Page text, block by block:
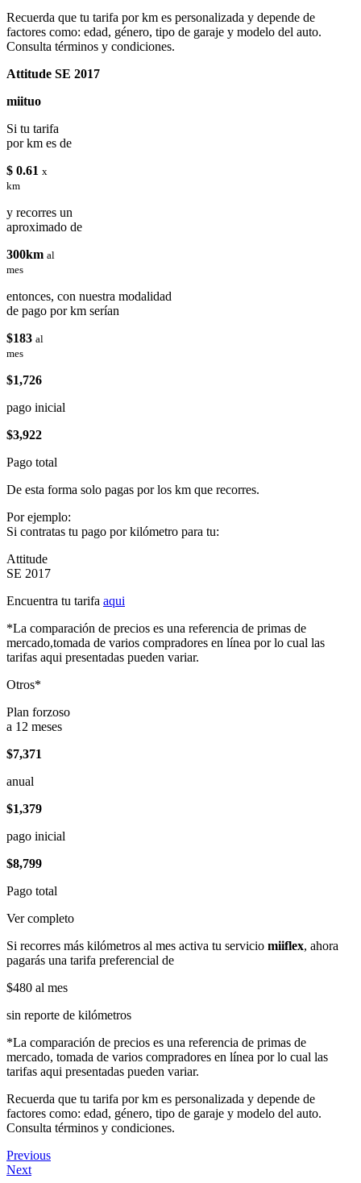
Recuerda que tu tarifa por km es personalizada y depende de
factores como: edad, género, tipo de garaje y modelo del auto.
Consulta términos y condiciones.
Attitude SE 2017
miituo
Si tu tarifa
por km es de
$ 0.61 x
km
y recorres un
aproximado de
300km al
mes
entonces, con nuestra modalidad
de pago por km serían
$183 al
mes
$1,726
pago inicial
$3,922
Pago total
De esta forma solo pagas por los km que recorres.
Por ejemplo:
Si contratas tu pago por kilómetro para tu:
Attitude
SE 2017
Encuentra tu tarifa aqui
*La comparación de precios es una referencia de primas de
mercado,tomada de varios compradores en línea por lo cual las
tarifas aqui presentadas pueden variar.
Otros*
Plan forzoso
a 12 meses
$7,371
anual
$1,379
pago inicial
$8,799
Pago total
Ver completo
Si recorres más kilómetros al mes activa tu servicio miiflex, ahora
pagarás una tarifa preferencial de
$480 al mes
sin reporte de kilómetros
*La comparación de precios es una referencia de primas de
mercado, tomada de varios compradores en línea por lo cual las
tarifas aqui presentadas pueden variar.
Recuerda que tu tarifa por km es personalizada y depende de
factores como: edad, género, tipo de garaje y modelo del auto.
Consulta términos y condiciones.
Previous
Next